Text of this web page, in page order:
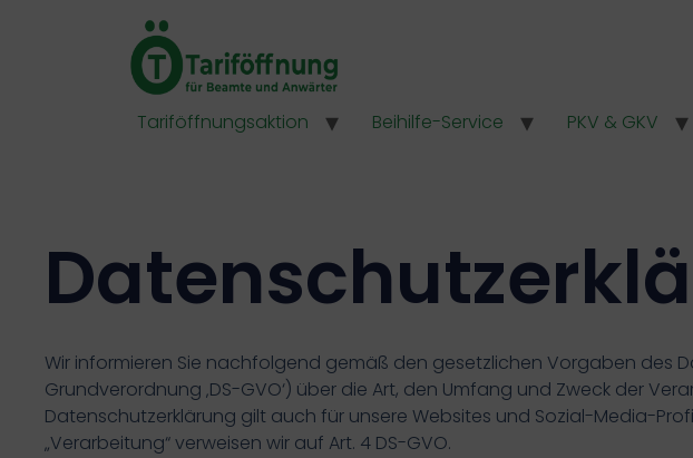
Tariföffnungsaktion Beihilfe-Service PKV & GKV
Wir informieren Sie nachfolgend gemäß den gesetzlichen Vorgaben des
Grundverordnung ‚DS-GVO‘) über die Art, den Umfang und Zweck der
Datenschutzerklärung gilt auch für unsere Websites und Sozial-Media-
„Verarbeitung“ verweisen wir auf Art. 4 DS-GVO.